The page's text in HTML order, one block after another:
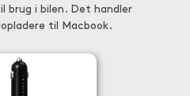
brug i bilen. Det handler
til Macbook.